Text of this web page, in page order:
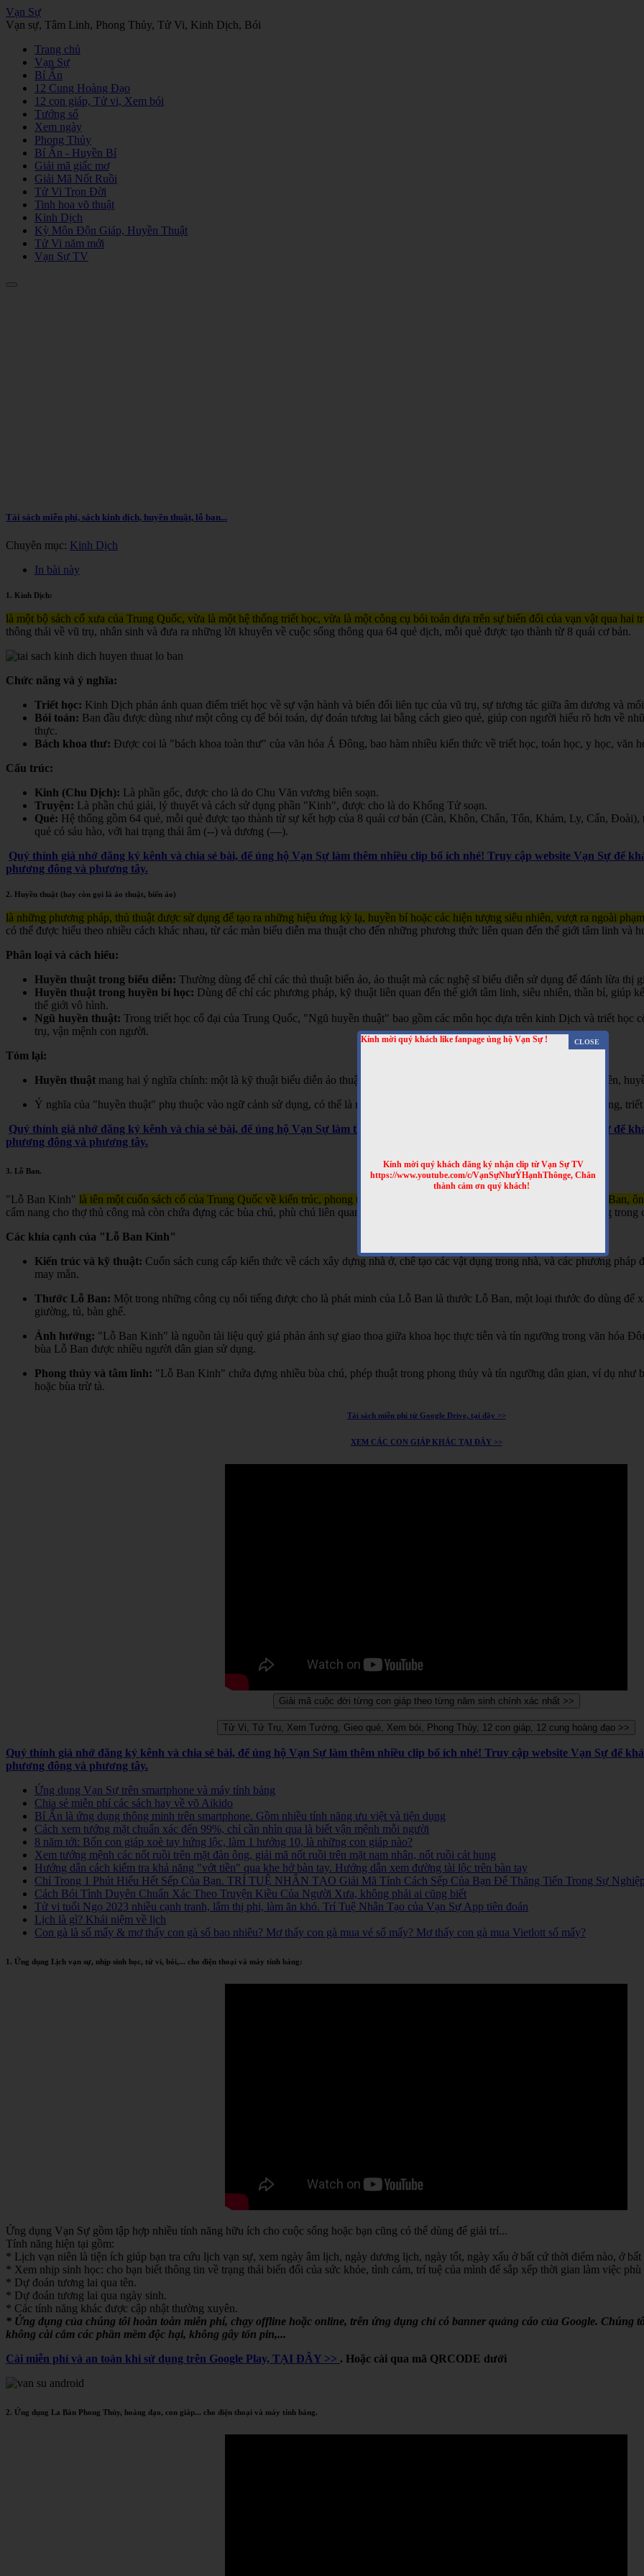
Kính mời quý khách like fanpage ủng hộ Vạn Sự !
Kính mời quý khách đăng ký nhận clip từ Vạn Sự TV
https://www.youtube.com/c/VạnSựNhưÝHạnhThônge, Chân
thành cảm ơn quý khách!
Vạn Sự
Vạn sự, Tâm Linh, Phong Thủy, Tử Vi, Kinh Dịch, Bói
Trang chủ
Vạn Sự
Bí Ẩn
12 Cung Hoàng Đạo
12 con giáp, Tử vi, Xem bói
Tướng số
Xem ngày
Phong Thủy
Bí Ẩn - Huyền Bí
Giải mã giấc mơ
Giải Mã Nốt Ruồi
Tử Vi Trọn Đời
Tinh hoa võ thuật
Kinh Dịch
Kỳ Môn Độn Giáp, Huyền Thuật
Tử Vi năm mới
Vạn Sự TV
Tải sách miễn phí, sách kinh dịch, huyền thuật, lỗ ban...
Chuyên mục: Kinh Dịch
In bài này
1. Kinh Dịch:
là một bộ sách cổ xưa của Trung Quốc, vừa là một hệ thống triết học, vừa là một công cụ bói toán dựa trên sự biến đổi của vạn vật qua hai
thông thái về vũ trụ, nhân sinh và đưa ra những lời khuyên về cuộc sống thông qua 64 quẻ dịch, mỗi quẻ được tạo thành từ 8 quái cơ bản.
Chức năng và ý nghĩa:
Triết học: Kinh Dịch phản ánh quan điểm triết học về sự vận hành và biến đổi liên tục của vũ trụ, sự tương tác giữa âm dương và
Bói toán: Ban đầu được dùng như một công cụ để bói toán, dự đoán tương lai bằng cách gieo quẻ, giúp con người hiểu rõ hơn về
thực.
Bách khoa thư: Được coi là "bách khoa toàn thư" của văn hóa Á Đông, bao hàm nhiều kiến thức về triết học, toán học, y học, văn
Cấu trúc:
Kinh (Chu Dịch): Là phần gốc, được cho là do Chu Văn vương biên soạn.
Truyện: Là phần chú giải, lý thuyết và cách sử dụng phần "Kinh", được cho là do Khổng Tử soạn.
Quẻ: Hệ thống gồm 64 quẻ, mỗi quẻ được tạo thành từ sự kết hợp của 8 quái cơ bản (Càn, Khôn, Chấn, Tốn, Khảm, Ly, Cấn,
quẻ có sáu hào, với hai trạng thái âm (--) và dương (—).
Quý thính giả nhớ đăng ký kênh và chia sẻ bài, để ủng hộ Vạn Sự làm thêm nhiều clip bổ ích nhé! Truy cập website Vạn Sự để
phương đông và phương tây.
2. Huyền thuật (hay còn gọi là ảo thuật, biến ảo)
là những phương pháp, thủ thuật được sử dụng để tạo ra những hiệu ứng kỳ lạ, huyền bí hoặc các hiện tượng siêu nhiên, vượt ra ngoài
có thể được hiểu theo nhiều cách khác nhau, từ các màn biểu diễn ma thuật cho đến những phương thức liên quan đến thế giới tâm linh và
Phân loại và cách hiểu:
Huyền thuật trong biểu diễn: Thường dùng để chỉ các thủ thuật biến ảo, ảo thuật mà các nghệ sĩ biểu diễn sử dụng để đánh lừa thị
Huyền thuật trong huyền bí học: Dùng để chỉ các phương pháp, kỹ thuật liên quan đến thế giới tâm linh, siêu nhiên, thần bí, giúp
thế giới vô hình.
Ngũ huyền thuật: Trong triết học cổ đại của Trung Quốc, "Ngũ huyền thuật" bao gồm các môn học dựa trên kinh Dịch và triết học
trụ, vận mệnh con người.
Tóm lại:
Huyền thuật mang hai ý nghĩa chính: một là kỹ thuật biểu diễn ảo thuật, hai là phương pháp giải thích các hiện tượng siêu nhiên,
Ý nghĩa của "huyền thuật" phụ thuộc vào ngữ cảnh sử dụng, có thể là một hình thức giải trí hoặc là một phần của các tín ngưỡng,
Quý thính giả nhớ đăng ký kênh và chia sẻ bài, để ủng hộ Vạn Sự làm thêm nhiều clip bổ ích nhé! Truy cập website Vạn Sự để
phương đông và phương tây.
3. Lỗ Ban.
"Lỗ Ban Kinh" là tên một cuốn sách cổ của Trung Quốc về kiến trúc, phong thủy và kỹ thuật xây dựng, gắn liền với tên tuổi của Lỗ Ban,
cẩm nang cho thợ thủ công mà còn chứa đựng các bùa chú, phù chú liên quan đến việc xây nhà, làm đồ đạc, và đôi khi được sử dụng
Các khía cạnh của "Lỗ Ban Kinh"
Kiến trúc và kỹ thuật: Cuốn sách cung cấp kiến thức về cách xây dựng nhà ở, chế tạo các vật dụng trong nhà, và các phương
may mắn.
Thước Lỗ Ban: Một trong những công cụ nổi tiếng được cho là phát minh của Lỗ Ban là thước Lỗ Ban, một loại thước đo dùng để
giường, tủ, bàn ghế.
Ảnh hưởng: "Lỗ Ban Kinh" là nguồn tài liệu quý giá phản ánh sự giao thoa giữa khoa học thực tiễn và tín ngưỡng trong văn hóa
bùa Lỗ Ban được nhiều người dân gian sử dụng.
Phong thủy và tâm linh: "Lỗ Ban Kinh" chứa đựng nhiều bùa chú, phép thuật trong phong thủy và tín ngưỡng dân gian, ví dụ như
hoặc bùa trừ tà.
Tải sách miễn phí từ Google Drive, tại đây >>
XEM CÁC CON GIÁP KHÁC TẠI ĐÂY >>
Quý thính giả nhớ đăng ký kênh và chia sẻ bài, để ủng hộ Vạn Sự làm thêm nhiều clip bổ ích nhé! Truy cập website Vạn Sự để
phương đông và phương tây.
Ứng dụng Vạn Sự trên smartphone và máy tính bảng
Chia sẻ miễn phí các sách hay về võ Aikido
Bí Ẩn là ứng dụng thông minh trên smartphone. Gồm nhiều tính năng ưu việt và tiện dụng
Cách xem tướng mặt chuẩn xác đến 99%, chỉ cần nhìn qua là biết vận mệnh mỗi người
8 năm tới: Bốn con giáp xoè tay hứng lộc, làm 1 hưởng 10, là những con giáp nào?
Xem tướng mệnh các nốt ruồi trên mặt đàn ông, giải mã nốt ruồi trên mặt nam nhân, nốt ruồi cát hung
Hướng dẫn cách kiểm tra khả năng "vớt tiền" qua khe hở bàn tay. Hướng dẫn xem đường tài lộc trên bàn tay
Chỉ Trong 1 Phút Hiểu Hết Sếp Của Bạn. TRÍ TUỆ NHÂN TẠO Giải Mã Tính Cách Sếp Của Bạn Để Thăng Tiến Trong Sự Nghiệp
Cách Bói Tình Duyên Chuẩn Xác Theo Truyện Kiều Của Người Xưa, không phải ai cũng biết
Tử vi tuổi Ngọ 2023 nhiều cạnh tranh, lắm thị phi, làm ăn khó. Trí Tuệ Nhân Tạo của Vạn Sự App tiên đoán
Lịch là gì? Khái niệm về lịch
Con gà là số mấy & mơ thấy con gà số bao nhiêu? Mơ thấy con gà mua vé số mấy? Mơ thấy con gà mua Vietlott số mấy?
1. Ứng dụng Lịch vạn sự, nhịp sinh học, tử vi, bói,... cho điện thoại và máy tính bảng:
Ứng dụng Vạn Sự gồm tập hợp nhiều tính năng hữu ích cho cuộc sống hoặc bạn cũng có thể dùng để giải trí...
Tính năng hiện tại gồm:
* Lịch vạn niên là tiện ích giúp bạn tra cứu lịch vạn sự, xem ngày âm lịch, ngày dương lịch, ngày tốt, ngày xấu ở bất cứ thời điểm nào, ở bất
* Xem nhịp sinh học: cho bạn biết thông tin về trạng thái biến đổi của sức khỏe, tình cảm, trí tuệ của mình để sắp xếp thời gian làm việc phù
* Dự đoán tương lai qua tên.
* Dự đoán tương lai qua ngày sinh.
* Các tính năng khác được cập nhật thường xuyên.
* Ứng dụng của chúng tôi hoàn toàn miễn phí, chạy offline hoặc online, trên ứng dụng chỉ có banner quảng cáo của Google. Chúng
không cài cắm các phần mềm độc hại, không gây tốn pin,...
Cài miễn phí và an toàn khi sử dụng trên Google Play, TẠI ĐÂY >> . Hoặc cài qua mã QRCODE dưới
2. Ứng dụng La Bàn Phong Thủy, hoàng đạo, con giáp... cho điện thoại và máy tính bảng.